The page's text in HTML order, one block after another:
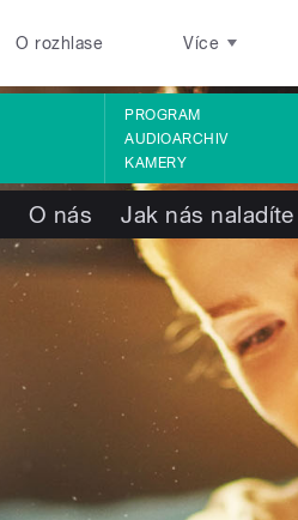
O rozhlase Více
PROGRAM
AUDIOARCHIV
KAMERY
O nás Jak nás naladíte